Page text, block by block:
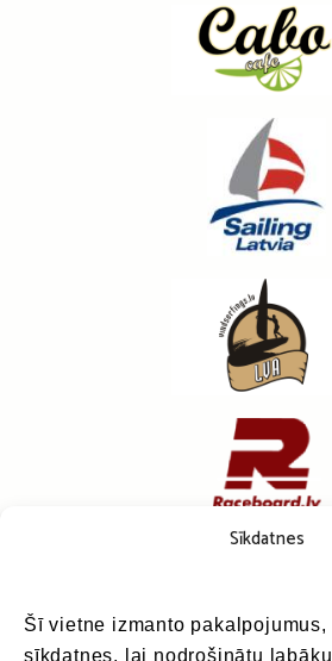
Sīkdatnes
Šī vietne izmanto pakalpojumus,
sīkdatnes, lai nodrošinātu